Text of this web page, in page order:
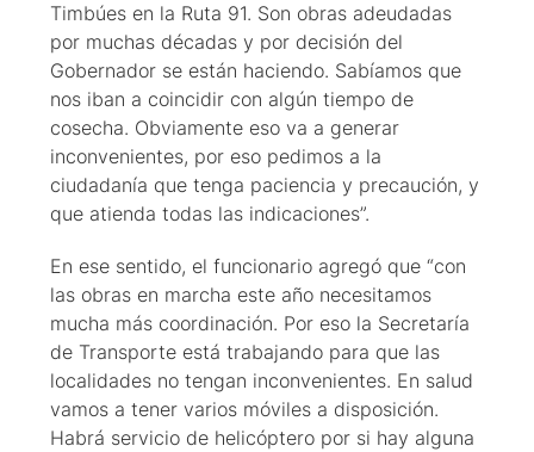
Timbúes en la Ruta 91. Son obras adeudadas
por muchas décadas y por decisión del
Gobernador se están haciendo. Sabíamos que
nos iban a coincidir con algún tiempo de
cosecha. Obviamente eso va a generar
inconvenientes, por eso pedimos a la
ciudadanía que tenga paciencia y precaución, y
que atienda todas las indicaciones”.
En ese sentido, el funcionario agregó que “con
las obras en marcha este año necesitamos
mucha más coordinación. Por eso la Secretaría
de Transporte está trabajando para que las
localidades no tengan inconvenientes. En salud
vamos a tener varios móviles a disposición.
Habrá servicio de helicóptero por si hay alguna